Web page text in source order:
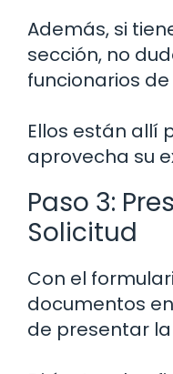
Además, si
sección, no
funcionarios
Ellos están allí
aprovecha su
Paso 3:
Solicitud
Con el
documentos
de presentar